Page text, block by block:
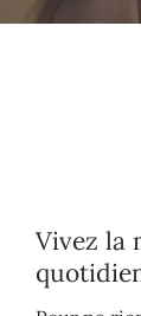
Vivez la